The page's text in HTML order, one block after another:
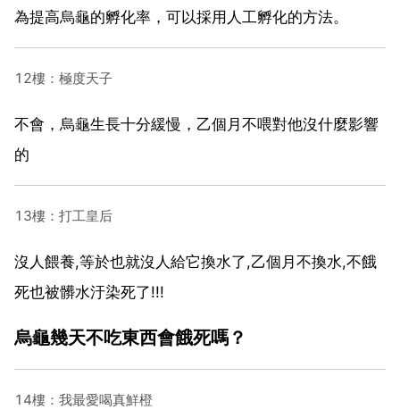
為提高烏龜的孵化率，可以採用人工孵化的方法。
12樓：極度天子
不會，烏龜生長十分緩慢，乙個月不喂對他沒什麼影響
的
13樓：打工皇后
沒人餵養,等於也就沒人給它換水了,乙個月不換水,不餓
死也被髒水汙染死了!!!
烏龜幾天不吃東西會餓死嗎？
14樓：我最愛喝真鮮橙